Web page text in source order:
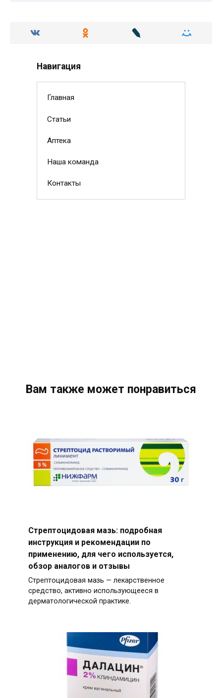
Навигация
Главная
Статьи
Аптека
Наша команда
Контакты
Вам также может понравиться
Стрептоцидовая мазь: подробная
инструкция и рекомендации по
применению, для чего используется,
обзор аналогов и отзывы
Стрептоцидовая мазь — лекарственное
средство, активно использующееся в
дерматологической практике.